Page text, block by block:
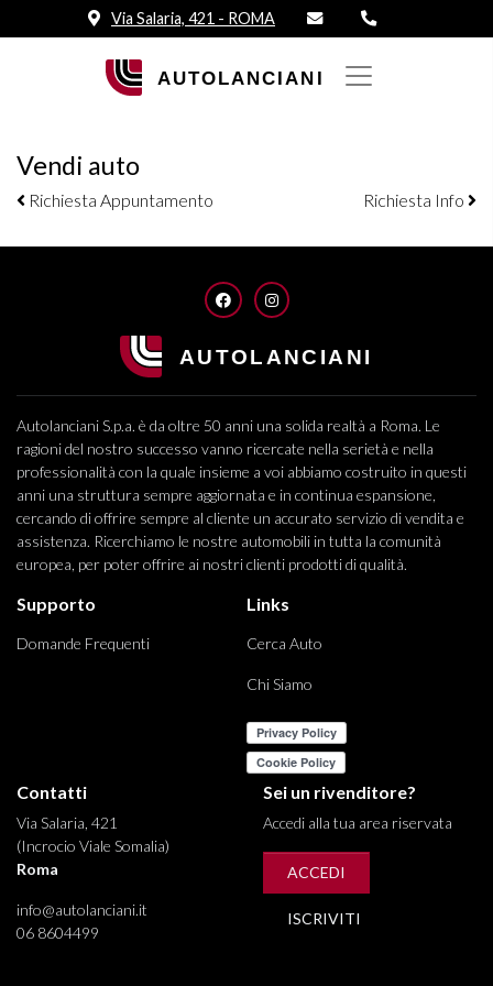
Via Salaria, 421 - ROMA
Vendi auto
Navigazione elementi
Richiesta Appuntamento Richiesta Info
FACEBOOKINSTAGRAM
Autolanciani S.p.a. è da oltre 50 anni una solida realtà a Roma. Le
ragioni del nostro successo vanno ricercate nella serietà e nella
professionalità con la quale insieme a voi abbiamo costruito in questi
anni una struttura sempre aggiornata e in continua espansione,
cercando di offrire sempre al cliente un accurato servizio di vendita e
assistenza. Ricerchiamo le nostre automobili in tutta la comunità
europea, per poter offrire ai nostri clienti prodotti di qualità.
Supporto
Domande Frequenti
Links
Cerca Auto
Chi Siamo
Contatti
Via Salaria, 421
(Incrocio Viale Somalia)
Roma
info@autolanciani.it
06 8604499
Sei un rivenditore?
Accedi alla tua area riservata
ACCEDI
ISCRIVITI